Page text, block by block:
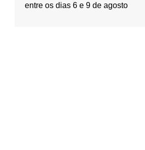
entre os dias 6 e 9 de agosto